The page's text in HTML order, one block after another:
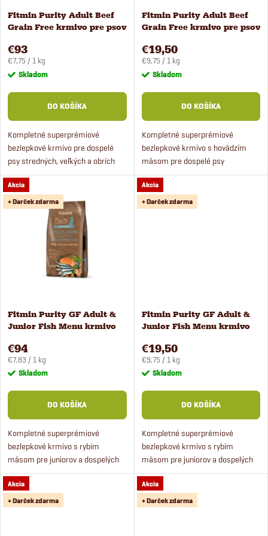
e
p
r
o
d
u
k
s
p
r
o
d
u
k
Fitmin Purity Adult Beef
Grain Free krmivo pre psov
€93
Jednotková
cena:
€7,75 / 1 kg
Skladom
DO KOŠÍKA
Kompletné superprémiové
bezlepkové krmivo pre dospelé
psy stredných, veľkých a obrích
plemien s s hovädzím mäsom.
Fitmin Purity Adult Beef
Grain Free krmivo pre psov
€19,50
Jednotková
cena:
€9,75 / 1 kg
Skladom
DO KOŠÍKA
Kompletné superprémiové
bezlepkové krmivo s hovädzím
mäsom pre dospelé psy
stredných, veľkých a obrích
plemien.
Akcia
+ Darček zdarma
Fitmin Purity GF Adult &
Junior Fish Menu krmivo
€94
Jednotková
cena:
€7,83 / 1 kg
Skladom
DO KOŠÍKA
Kompletné superprémiové
bezlepkové krmivo s rybím
mäsom pre juniorov a dospelých
psov stredných a veľkých
plemien.
Akcia
+ Darček zdarma
Fitmin Purity GF Adult &
Junior Fish Menu krmivo
€19,50
Jednotková
cena:
€9,75 / 1 kg
Skladom
DO KOŠÍKA
Kompletné superprémiové
bezlepkové krmivo s rybím
mäsom pre juniorov a dospelých
psov stredných a veľkých plemien.
Akcia
+ Darček zdarma
Akcia
+ Darček zdarma